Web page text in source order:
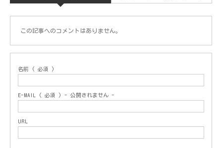
この記事へのコメントはありません。
名前 ( 必須 )
E-MAIL ( 必須 ) - 公開されません -
URL